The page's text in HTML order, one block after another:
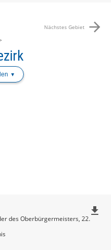
Nächstes Gebiet arrow_forward
des Oberbürgermeisters, 22.
file_download